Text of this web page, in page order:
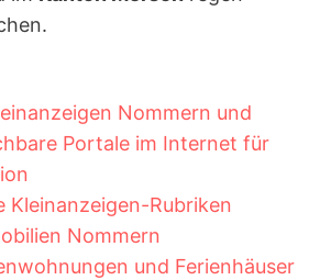
Nommern und
Portale im Internet für
Kleinanzeigen-Rubriken
Nommern
und Ferienhäuser